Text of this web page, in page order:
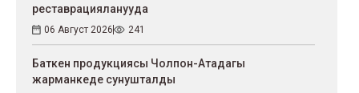
реставрацияланууда
06 Август 2026 241
Баткен продукциясы Чолпон-Атадагы
жарманкеде сунушталды